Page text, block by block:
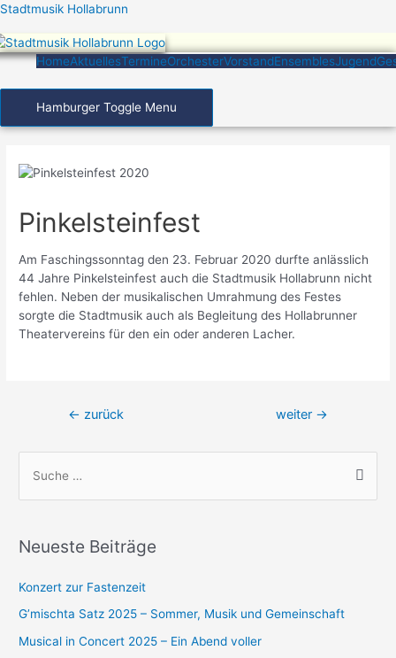
Zum
springen
Stadtmusik Hollabrunn
HomeAktuellesTermineOrchesterVorstandEnsemblesJugend
Hamburger Toggle Menu
Pinkelsteinfest
Am Faschingssonntag den 23. Februar 2020 durfte anlässlich
44 Jahre Pinkelsteinfest auch die Stadtmusik Hollabrunn nicht
fehlen. Neben der musikalischen Umrahmung des Festes
sorgte die Stadtmusik auch als Begleitung des Hollabrunner
Theatervereins für den ein oder anderen Lacher.
Beitragsnavigation
← zurück weiter →
e
n
Neueste Beiträge
Konzert zur Fastenzeit
G’mischta Satz 2025 – Sommer, Musik und Gemeinschaft
Musical in Concert 2025 – Ein Abend voller